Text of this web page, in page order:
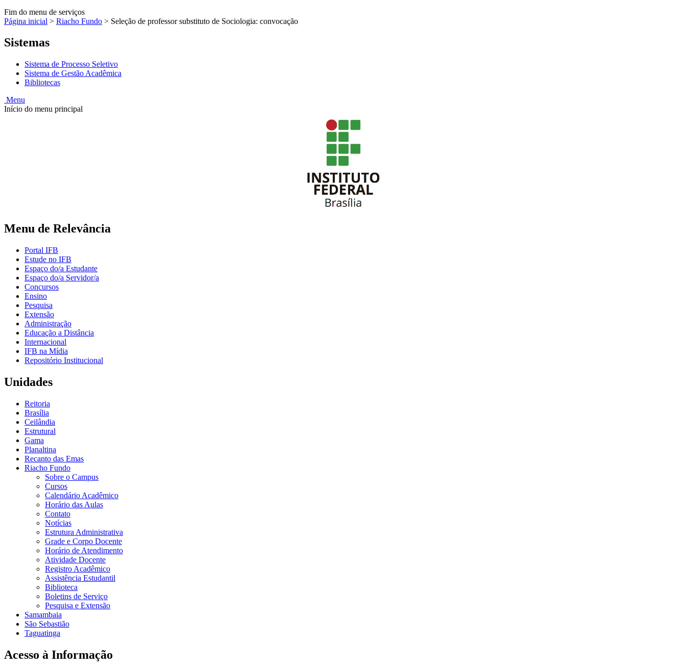
Fim do menu de serviços
Página inicial > Riacho Fundo > Seleção de professor substituto de Sociologia: convocação
Sistemas
Sistema de Processo Seletivo
Sistema de Gestão Acadêmica
Bibliotecas
Menu
Início do menu principal
Menu de Relevância
Portal IFB
Estude no IFB
Espaço do/a Estudante
Espaço do/a Servidor/a
Concursos
Ensino
Pesquisa
Extensão
Administração
Educação a Distância
Internacional
IFB na Mídia
Repositório Institucional
Unidades
Reitoria
Brasília
Ceilândia
Estrutural
Gama
Planaltina
Recanto das Emas
Riacho Fundo
Sobre o Campus
Cursos
Calendário Acadêmico
Horário das Aulas
Contato
Notícias
Estrutura Administrativa
Grade e Corpo Docente
Horário de Atendimento
Atividade Docente
Registro Acadêmico
Assistência Estudantil
Biblioteca
Boletins de Serviço
Pesquisa e Extensão
Samambaia
São Sebastião
Taguatinga
Acesso à Informação